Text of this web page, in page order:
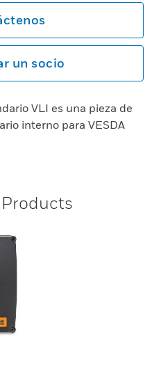
un socio
VLI es una pieza de
interno para VESDA